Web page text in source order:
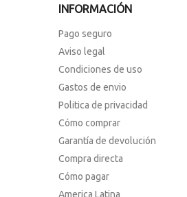
INFORMACIÓN
Pago seguro
Aviso legal
Condiciones de uso
Gastos de envio
Politica de privacidad
Cómo comprar
Garantía de devolución
Compra directa
Cómo pagar
America Latina